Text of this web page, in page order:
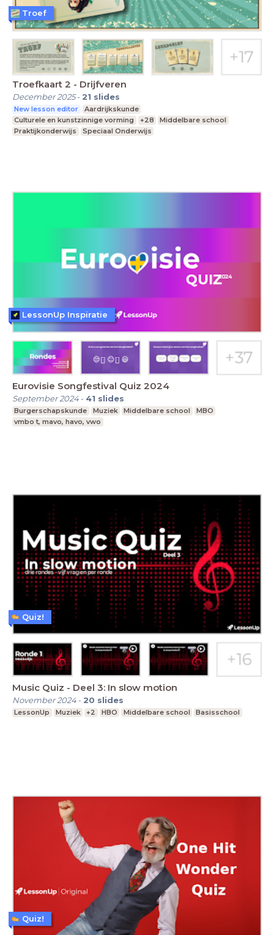
Troefkaart 2 - Drijfveren
December 2025- 21 slides
New lesson editor
Aardrijkskunde
Culturele en kunstzinnige vorming
+28
Middelbare school
Praktijkonderwijs
Speciaal Onderwijs
Troef
Eurovisie Songfestival Quiz 2024
September 2024- 41 slides
Burgerschapskunde Muziek Middelbare school
MBO
vmbo t, mavo, havo, vwo
LessonUp Inspiratie
Music Quiz - Deel 3: In slow motion
November 2024- 20 slides
LessonUp Muziek +2 HBO Middelbare school Basisschool
Quiz!
Quiz!